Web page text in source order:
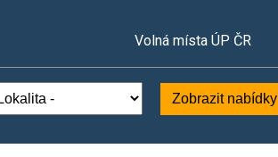
Volná místa ÚP ČR
Zobrazit nabídky